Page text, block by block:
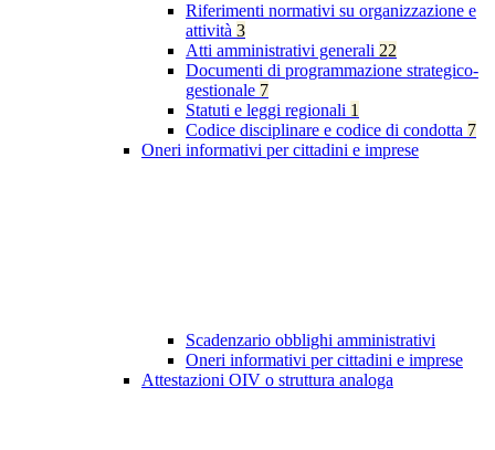
Riferimenti normativi su organizzazione e
attività 3
Atti amministrativi generali 22
Documenti di programmazione strategico-
gestionale 7
Statuti e leggi regionali 1
Codice disciplinare e codice di condotta 7
Oneri informativi per cittadini e imprese
Scadenzario obblighi amministrativi
Oneri informativi per cittadini e imprese
Attestazioni OIV o struttura analoga